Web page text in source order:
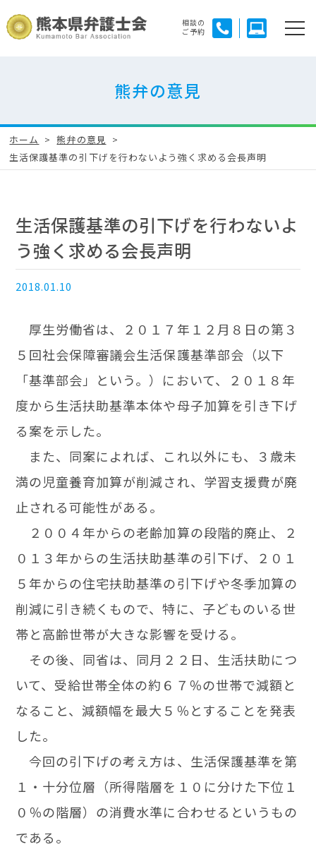
相談の
ご予約
熊弁の意見
ホーム
熊弁の意見
生活保護基準の引下げを行わないよう強く求める会長声明
生活保護基準の引下げを行わないよ
う強く求める会長声明
2018.01.10
厚生労働省は、２０１７年１２月８日の第３
５回社会保障審議会生活保護基準部会（以下
「基準部会」という。）において、２０１８年
度から生活扶助基準本体や母子加算を引き下げ
る案を示した。
また、同案によれば、これ以外にも、３歳未
満の児童養育加算が削減され、学習支援費が廃
止される可能性がある。
２００４年からの老齢加算の段階的廃止、２
０１３年からの生活扶助基準の引下げ、２０１
５年からの住宅扶助基準の引下げや冬季加算の
削減に引き続くもので、特に、子どものいる世
帯と高齢世帯が大きな影響を受ける。
その後、同省は、同月２２日、生活扶助につ
いて、受給世帯全体の約６７％の世帯で減額と
なること、減額幅を最大５％とすることを発表
した。
今回の引下げの考え方は、生活保護基準を第
１・十分位層（所得階層を１０に分けた下位１
０％の階層）の消費水準に合わせるというもの
である。